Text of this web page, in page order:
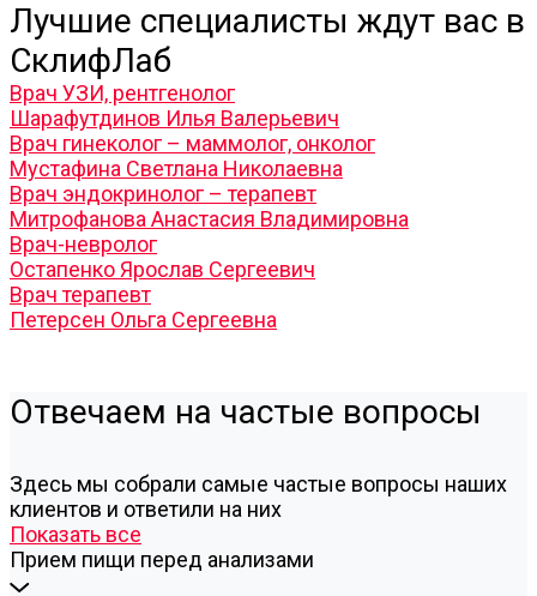
Лучшие специалисты ждут вас в
СклифЛаб
Врач УЗИ, рентгенолог
Шарафутдинов Илья Валерьевич
Врач гинеколог – маммолог, онколог
Мустафина Светлана Николаевна
Врач эндокринолог – терапевт
Митрофанова Анастасия Владимировна
Врач-невролог
Остапенко Ярослав Сергеевич
Врач терапевт
Петерсен Ольга Сергеевна
Отвечаем на частые вопросы
Здесь мы собрали самые частые вопросы наших
клиентов и ответили на них
Показать все
Прием пищи перед анализами